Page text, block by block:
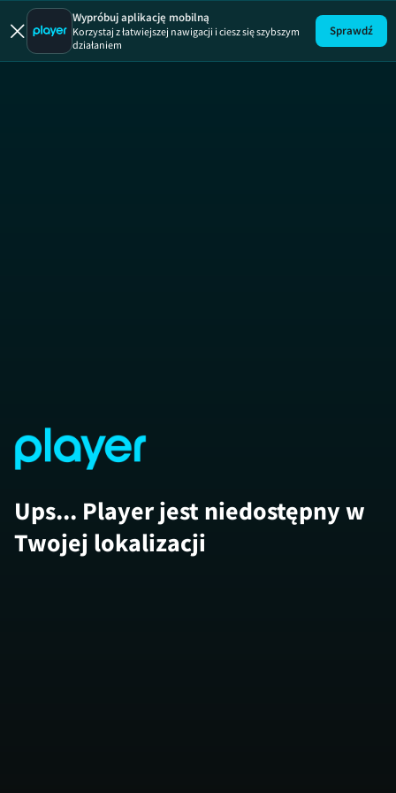
Zgłoś remont
Wypróbuj aplikację mobilną
Korzystaj z łatwiejszej nawigacji i ciesz się szybszym
działaniem
Sprawdź
Ups... Player jest niedostępny w
Twojej lokalizacji